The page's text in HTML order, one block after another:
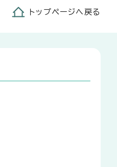
トップページへ戻る